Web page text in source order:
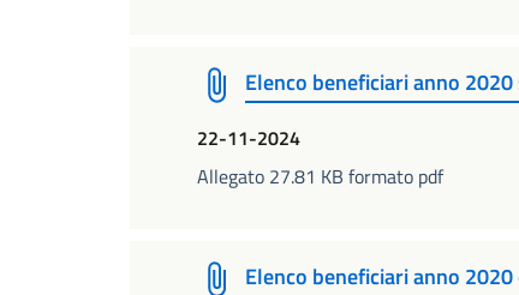
Elenco beneficiari anno
22-11-2024
Allegato 27.81 KB formato pdf
Elenco beneficiari anno